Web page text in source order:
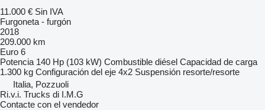
11.000 € Sin IVA
Furgoneta - furgón
2018
209.000 km
Euro 6
Potencia 140 Hp (103 kW) Combustible diésel Capacidad de carga
1.300 kg Configuración del eje 4x2 Suspensión resorte/resorte
Italia, Pozzuoli
Ri.v.i. Trucks di I.M.G
Contacte con el vendedor